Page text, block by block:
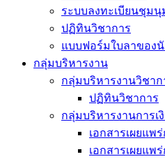
ระบบลงทะเบียนชุมนุ
ปฏิทินวิชาการ
แบบฟอร์มใบลาของนั
กลุ่มบริหารงาน
กลุ่มบริหารงานวิชาก
ปฏิทินวิชาการ
กลุ่มบริหารงานการเ
เอกสารเผยแพ
เอกสารเผยแพ